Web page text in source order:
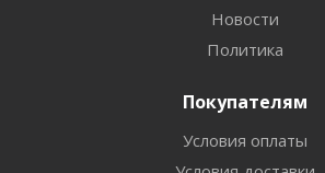
Новости
Политика
Покупателям
Условия оплаты